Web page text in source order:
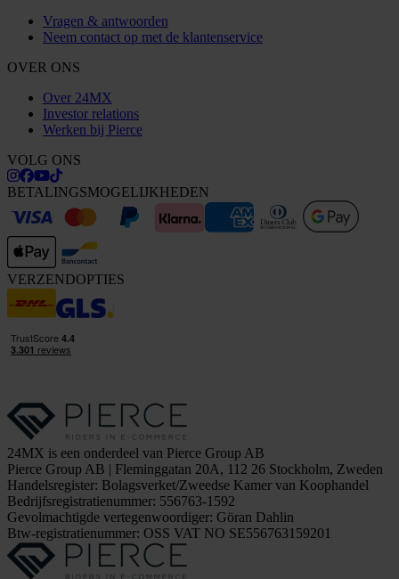
Vragen & antwoorden
Neem contact op met de klantenservice
OVER ONS
Over 24MX
Investor relations
Werken bij Pierce
VOLG ONS
BETALINGSMOGELIJKHEDEN
VERZENDOPTIES
24MX is een onderdeel van Pierce Group AB
Pierce Group AB | Fleminggatan 20A, 112 26 Stockholm, Zweden
Handelsregister: Bolagsverket/Zweedse Kamer van Koophandel
Bedrijfsregistratienummer: 556763-1592
Gevolmachtigde vertegenwoordiger: Göran Dahlin
Btw-registratienummer: OSS VAT NO SE556763159201